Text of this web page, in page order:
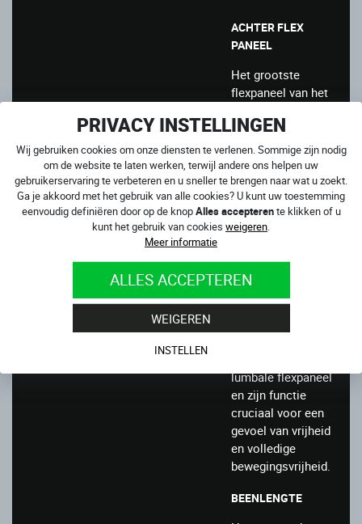
PRIVACY INSTELLINGEN
Wij gebruiken cookies om onze diensten te verlenen. Sommige zijn nodig
om de website te laten werken, terwijl andere ons helpen uw
gebruikerservaring te verbeteren en u sneller te brengen naar wat u zoekt.
Ga je akkoord met het gebruik van alle cookies? U kunt uw toestemming
eenvoudig definiëren door op de knopAlles accepterente klikken of u
kunt het gebruik van cookies weigeren
Meer informatie
ALLES ACCEPTEREN
WEIGEREN
INSTELLEN
ACHTER FLEX
PANEEL
Het grootste
flexpaneel van het
zich in het
taillegebied.
Hierdoor kunt u
gemakkelijk op de
motorfiets leunen,
omdat deze zich
bijna kan
lengte. Ook bij het
overbrengen van
gewicht en het snel
lumbale flexpaneel
en zijn functie
cruciaal voor een
gevoel van vrijheid
en volledige
bewegingsvrijheid.
BEENLENGTE